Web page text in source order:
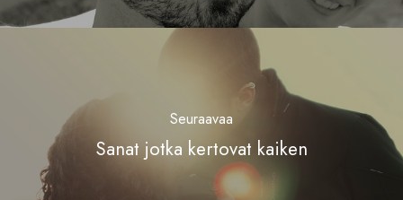
Seuraavaa
Sanat jotka kertovat kaiken